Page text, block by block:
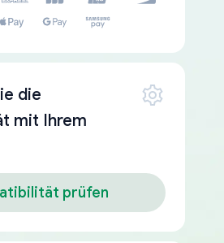
die
mit Ihrem
prüfen